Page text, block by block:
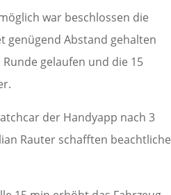
war beschlossen die
genügend Abstand gehalten
gelaufen und die 15
der Handyapp nach 3
Rauter schafften beachtliche